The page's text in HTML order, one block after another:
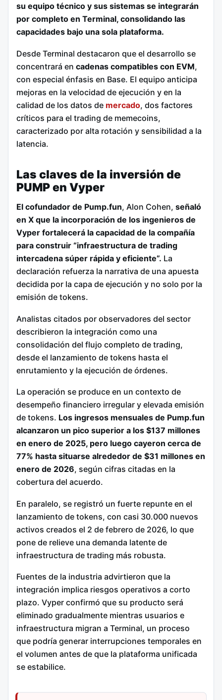
su equipo técnico y sus sistemas se integrarán
por completo en Terminal, consolidando las
capacidades bajo una sola plataforma.
Desde Terminal destacaron que el desarrollo se
concentrará en cadenas compatibles con EVM,
con especial énfasis en Base. El equipo anticipa
mejoras en la velocidad de ejecución y en la
calidad de los datos de mercado, dos factores
críticos para el trading de memecoins,
caracterizado por alta rotación y sensibilidad a la
latencia.
Las claves de la inversión de
PUMP en Vyper
El cofundador de Pump.fun, Alon Cohen, señaló
en X que la incorporación de los ingenieros de
Vyper fortalecerá la capacidad de la compañía
para construir “infraestructura de trading
intercadena súper rápida y eficiente”. La
declaración refuerza la narrativa de una apuesta
decidida por la capa de ejecución y no solo por la
emisión de tokens.
Analistas citados por observadores del sector
describieron la integración como una
consolidación del flujo completo de trading,
desde el lanzamiento de tokens hasta el
enrutamiento y la ejecución de órdenes.
La operación se produce en un contexto de
desempeño financiero irregular y elevada emisión
de tokens. Los ingresos mensuales de Pump.fun
alcanzaron un pico superior a los $137 millones
en enero de 2025, pero luego cayeron cerca de
77% hasta situarse alrededor de $31 millones en
enero de 2026, según cifras citadas en la
cobertura del acuerdo.
En paralelo, se registró un fuerte repunte en el
lanzamiento de tokens, con casi 30.000 nuevos
activos creados el 2 de febrero de 2026, lo que
pone de relieve una demanda latente de
infraestructura de trading más robusta.
Fuentes de la industria advirtieron que la
integración implica riesgos operativos a corto
plazo. Vyper confirmó que su producto será
eliminado gradualmente mientras usuarios e
infraestructura migran a Terminal, un proceso
que podría generar interrupciones temporales en
el volumen antes de que la plataforma unificada
se estabilice.